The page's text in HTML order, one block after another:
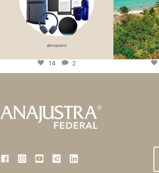
14 2